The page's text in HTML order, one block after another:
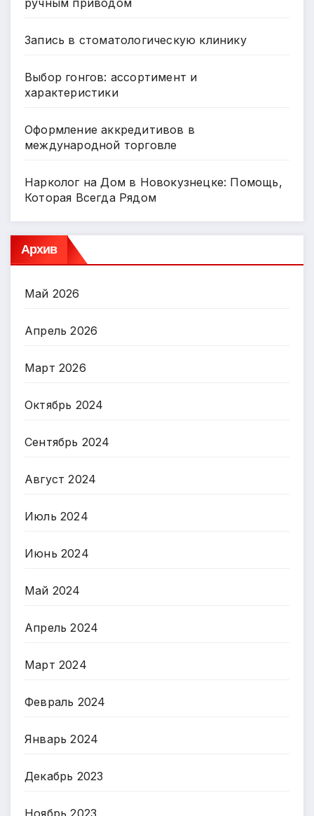
ручным приводом
Запись в стоматологическую клинику
Выбор гонгов: ассортимент и
характеристики
Оформление аккредитивов в
международной торговле
Нарколог на Дом в Новокузнецке: Помощь,
Которая Всегда Рядом
Архив
Май 2026
Апрель 2026
Март 2026
Октябрь 2024
Сентябрь 2024
Август 2024
Июль 2024
Июнь 2024
Май 2024
Апрель 2024
Март 2024
Февраль 2024
Январь 2024
Декабрь 2023
Ноябрь 2023